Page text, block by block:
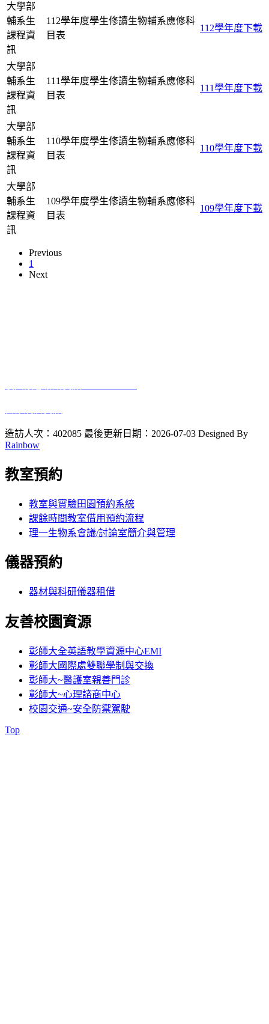
大學部
輔系生
課程資
訊
112學年度學生修讀生物輔系應修科
目表
112學年度下載
大學部
輔系生
課程資
訊
111學年度學生修讀生物輔系應修科
目表
111學年度下載
大學部
輔系生
課程資
訊
110學年度學生修讀生物輔系應修科
目表
110學年度下載
大學部
輔系生
課程資
訊
109學年度學生修讀生物輔系應修科
目表
109學年度下載
Previous
1
Next
造訪人次：402085 最後更新日期：2026-07-03 Designed By
Rainbow
教室預約
教室與實驗田園預約系統
課餘時間教室借用預約流程
理一生物系會議/討論室簡介與管理
儀器預約
器材與科研儀器租借
友善校園資源
彰師大全英語教學資源中心EMI
彰師大國際處雙聯學制與交換
彰師大~醫護室親善門診
彰師大~心理諮商中心
校園交通~安全防禦駕駛
Top